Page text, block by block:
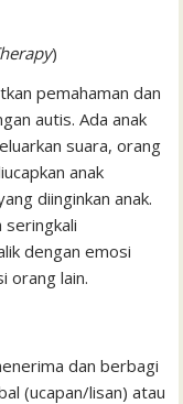
)
pemahaman dan
autis. Ada anak
suara, orang
anak
diinginkan anak.
dengan emosi
orang lain.
dan berbagi
(ucapan/lisan) atau